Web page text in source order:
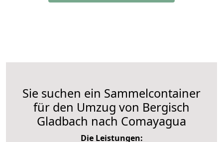
Sie suchen ein Sammelcontainer
für den Umzug von Bergisch
Gladbach nach Comayagua
Die Leistungen: